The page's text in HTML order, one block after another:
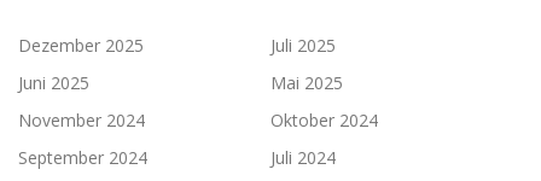
Dezember 2025
Juli 2025
Juni 2025
Mai 2025
November 2024
Oktober 2024
September 2024
Juli 2024